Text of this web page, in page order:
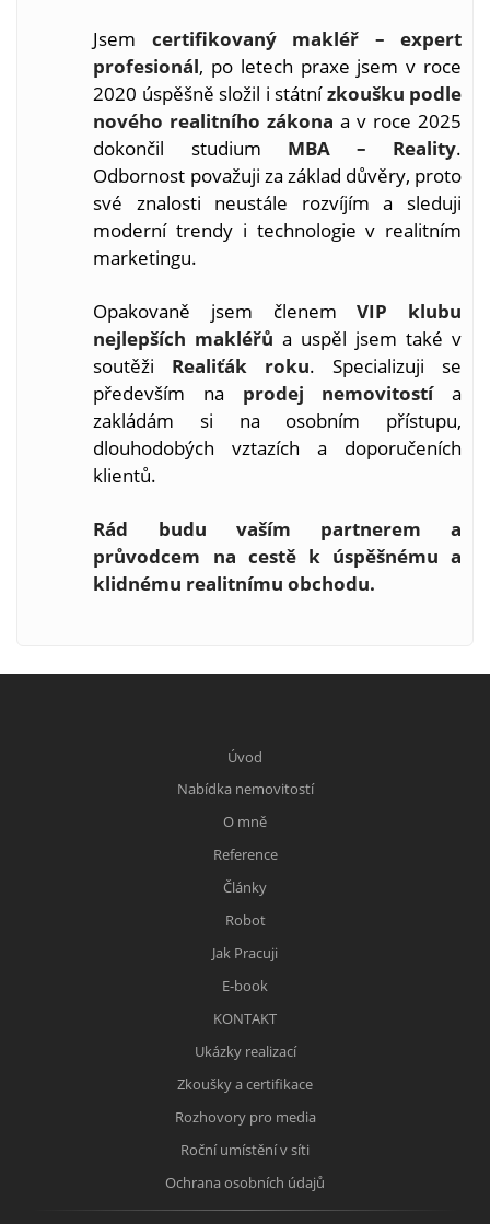
Jsem certifikovaný makléř – expert
profesionál, po letech praxe jsem v roce
2020 úspěšně složil i státnízkoušku podle
nového realitního zákona a v roce 2025
dokončil studium MBA – Reality.
Odbornost považuji za základ důvěry, proto
své znalosti neustále rozvíjím a sleduji
moderní trendy i technologie v realitním
marketingu.
Opakovaně jsem členemVIP klubu
nejlepších makléřů a uspěl jsem také v
soutěži Realiťák roku. Specializuji se
především na prodej nemovitostía
zakládám si na osobním přístupu,
dlouhodobých vztazích a doporučeních
klientů.
Rád budu vaším partnerem a
průvodcem na cestě k úspěšnému a
klidnému realitnímu obchodu.
Úvod
Nabídka nemovitostí
O mně
Reference
Články
Robot
Jak Pracuji
E-book
KONTAKT
Ukázky realizací
Zkoušky a certifikace
Rozhovory pro media
Roční umístění v síti
Ochrana osobních údajů